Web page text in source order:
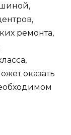
ремонта,
оказать